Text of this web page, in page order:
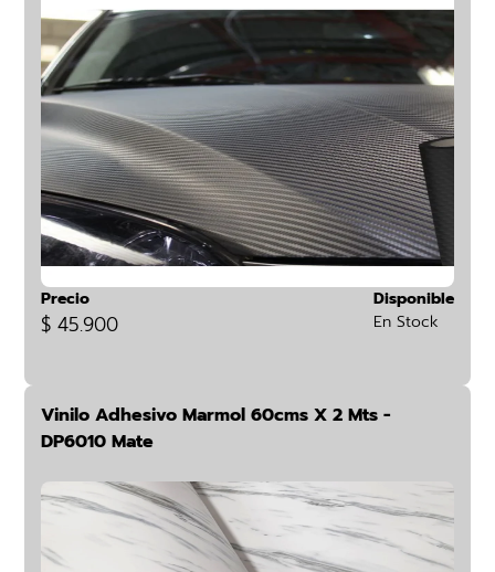
Precio
$ 45.900
Disponible
En Stock
Vinilo Adhesivo Marmol 60cms X 2 Mts -
DP6010 Mate